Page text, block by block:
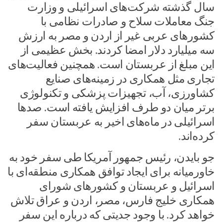
سال گذشته شرکت‌های اسرائیلی و وزارت
جنگ معاملات سلاح و صادرات نظامی با
کشورهای عربی غیر از اردن و مصر به ارزش
سه میلیارد دلار امضا کردند. بخش عظیمی از
این مبلغ از عربستان است. همچنین فعالیت‌های
تجاری مثل همکاری در زمینه‌های صنایع
کشاورزی، آب، تجهیزات پزشکی و تکنولوژی
برتر میان دو طرف افزایش یافته است. صدها
اسرائیلی در ماه‌های اخیر به عربستان سفر
کرده‌اند.
جو بایدن، رئیس جمهور آمریکا طی سفر خود به
خاورمیانه برای ایجاد توافق همکاری منطقه‌ای با
اسرائیل و عربستان و کشورهای شورای
همکاری خلیج فارس، مصر، اردن و عراق تلاش
خواهد کرد. با وجود جدیتی که درباره این سفر